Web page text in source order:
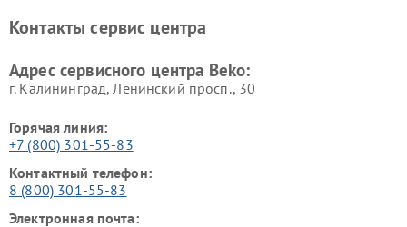
Ремонт холодильников Beko Ремонт морозильных камер
Контакты сервис центра
Адрес сервисного центра Beko:
г. Калининград, Ленинский просп., 30
Горячая линия:
+7 (800) 301-55-83
Контактный телефон:
8 (800) 301-55-83
Электронная почта: